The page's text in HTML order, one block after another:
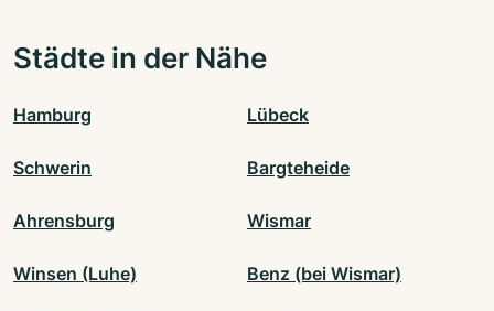
Städte in der Nähe
Hamburg Lübeck
Schwerin Bargteheide
Ahrensburg Wismar
Winsen (Luhe) Benz (bei Wismar)